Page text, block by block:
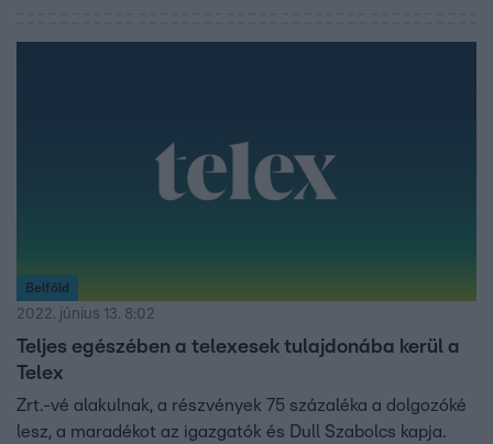
Belföld
2022. június 13. 8:02
Teljes egészében a telexesek tulajdonába kerül a
Telex
Zrt.-vé alakulnak, a részvények 75 százaléka a dolgozóké
lesz, a maradékot az igazgatók és Dull Szabolcs kapja.